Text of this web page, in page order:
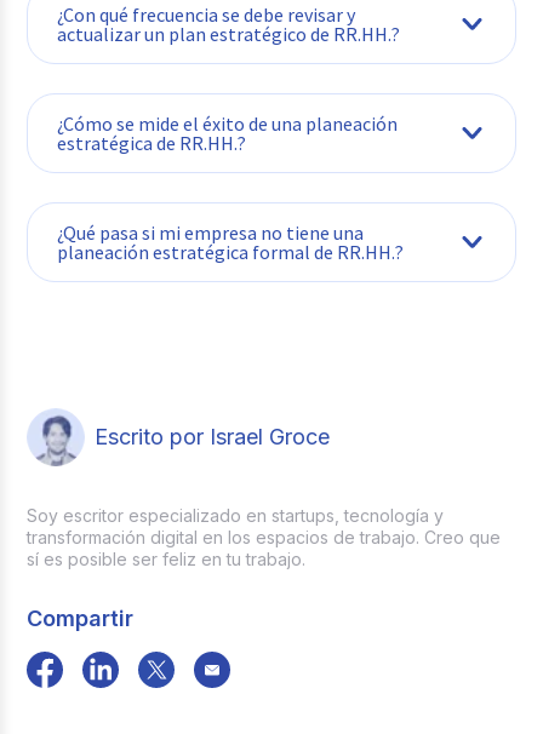
¿Con qué frecuencia se debe revisar y
actualizar un plan estratégico de RR.HH.?
¿Cómo se mide el éxito de una planeación
estratégica de RR.HH.?
¿Qué pasa si mi empresa no tiene una
planeación estratégica formal de RR.HH.?
Escrito por Israel Groce
Soy escritor especializado en startups, tecnología y
transformación digital en los espacios de trabajo. Creo que
sí es posible ser feliz en tu trabajo.
Compartir